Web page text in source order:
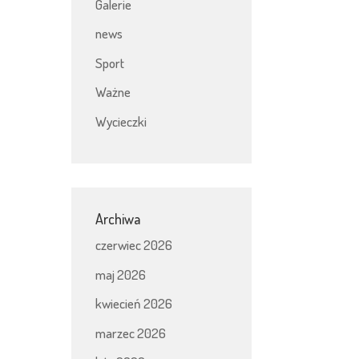
Galerie
news
Sport
Ważne
Wycieczki
Archiwa
czerwiec 2026
maj 2026
kwiecień 2026
marzec 2026